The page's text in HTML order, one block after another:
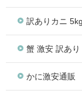
訳ありカニ 5kg
蟹 激安 訳あり
かに激安通販